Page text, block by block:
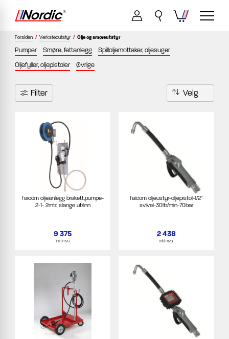
Forsiden / Verkstedutstyr / Olje og smøreutstyr
Pumper Smøre, fettanlegg
Spilloljemottaker, oljesuger
Oljefyller, oljepistoler
Øvrige
Filter
faicom oljeanlegg brakett,pumpe-
2-1- 2mtr. slange ut/inn
9 375
inkl mva
faicom oljeustyr-oljepistol-1/2"
svivel-30ltr/min-70bar
2 438
inkl mva